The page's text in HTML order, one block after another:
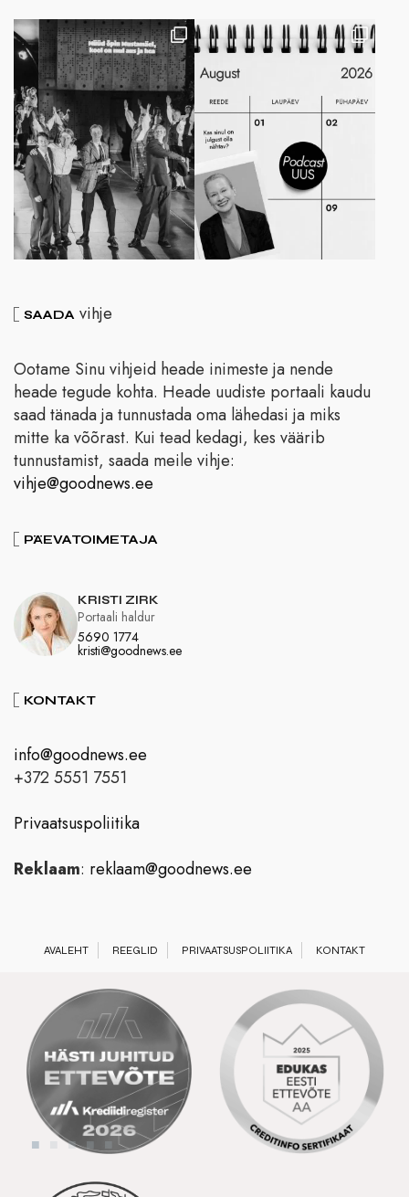
SAADA vihje
Ootame Sinu vihjeid heade inimeste ja nende
heade tegude kohta. Heade uudiste portaali kaudu
saad tänada ja tunnustada oma lähedasi ja miks
mitte ka võõrast. Kui tead kedagi, kes väärib
tunnustamist, saada meile vihje:
vihje@goodnews.ee
PÄEVATOIMETAJA
KRISTI ZIRK
5690 1774
kristi@goodnews.ee
Portaali haldur
KONTAKT
info@goodnews.ee
+372 5551 7551
Privaatsuspoliitika
Reklaam: reklaam@goodnews.ee
AVALEHT REEGLID PRIVAATSUSPOLIITIKA KONTAKT